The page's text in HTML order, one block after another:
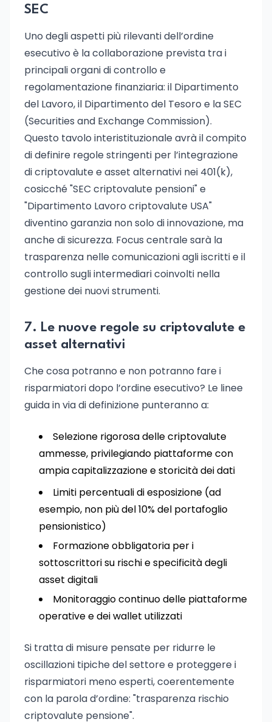
SEC
Uno degli aspetti più rilevanti dell’ordine
esecutivo è la collaborazione prevista tra i
principali organi di controllo e
regolamentazione finanziaria: il Dipartimento
del Lavoro, il Dipartimento del Tesoro e la SEC
(Securities and Exchange Commission).
Questo tavolo interistituzionale avrà il compito
di definire regole stringenti per l’integrazione
di criptovalute e asset alternativi nei 401(k),
cosicché "SEC criptovalute pensioni" e
"Dipartimento Lavoro criptovalute USA"
diventino garanzia non solo di innovazione, ma
anche di sicurezza. Focus centrale sarà la
trasparenza nelle comunicazioni agli iscritti e il
controllo sugli intermediari coinvolti nella
gestione dei nuovi strumenti.
7. Le nuove regole su criptovalute e
asset alternativi
Che cosa potranno e non potranno fare i
risparmiatori dopo l’ordine esecutivo? Le linee
guida in via di definizione punteranno a:
Selezione rigorosa delle criptovalute
ammesse, privilegiando piattaforme con
ampia capitalizzazione e storicità dei dati
Limiti percentuali di esposizione (ad
esempio, non più del 10% del portafoglio
pensionistico)
Formazione obbligatoria per i
sottoscrittori su rischi e specificità degli
asset digitali
Monitoraggio continuo delle piattaforme
operative e dei wallet utilizzati
Si tratta di misure pensate per ridurre le
oscillazioni tipiche del settore e proteggere i
risparmiatori meno esperti, coerentemente
con la parola d’ordine: "trasparenza rischio
criptovalute pensione".